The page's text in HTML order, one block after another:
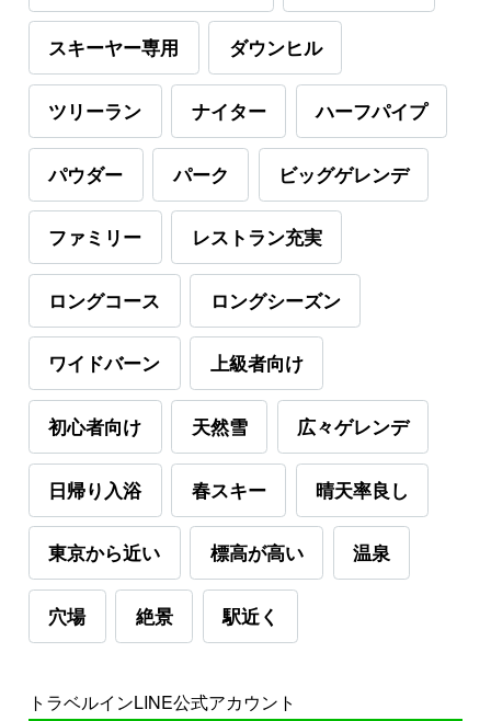
スキーヤー専用 ダウンヒル
ツリーラン ナイター ハーフパイプ
パウダー パーク ビッグゲレンデ
ファミリー レストラン充実
ロングコース ロングシーズン
ワイドバーン 上級者向け
初心者向け 天然雪 広々ゲレンデ
日帰り入浴 春スキー 晴天率良し
東京から近い 標高が高い 温泉
穴場 絶景 駅近く
トラベルインLINE公式アカウント